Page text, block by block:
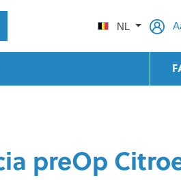
NL
preOp